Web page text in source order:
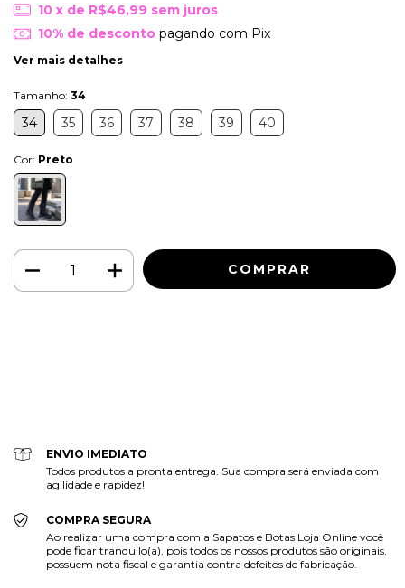
10 x de R$46,99 sem juros
10% de descontopagando com Pix
Ver mais detalhes
Tamanho: 34
34 35 36 37 38 39 40
Cor: Preto
ENVIO IMEDIATO
Todos produtos a pronta entrega. Sua compra será enviada com
agilidade e rapidez!
COMPRA SEGURA
Ao realizar uma compra com a Sapatos e Botas Loja Online você
pode ficar tranquilo(a), pois todos os nossos produtos são originais,
possuem nota fiscal e garantia contra defeitos de fabricação.